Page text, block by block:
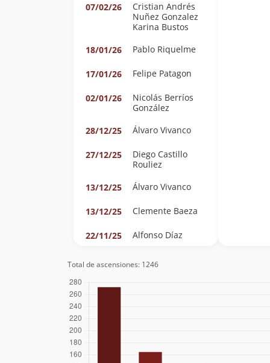
07/02/26
Cristian Andrés
Nuñez Gonzalez
Karina Bustos
18/01/26
Pablo Riquelme
17/01/26 Felipe Patagon
02/01/26
Nicolás Berríos
González
28/12/25
Álvaro Vivanco
27/12/25
Diego Castillo
Rouliez
13/12/25
Álvaro Vivanco
13/12/25 Clemente Baeza
22/11/25 Alfonso Díaz
18/11/25 Mike D'agostino
05/03/25
Kokopelli 75
Total de ascensiones: 1246